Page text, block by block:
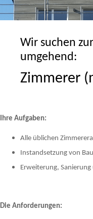
Wir suchen
umgehend:
Zimmerer
Ihre Aufgaben:
Alle üblichen
Instandsetzung von
Erweiterung,
Die Anforderungen: